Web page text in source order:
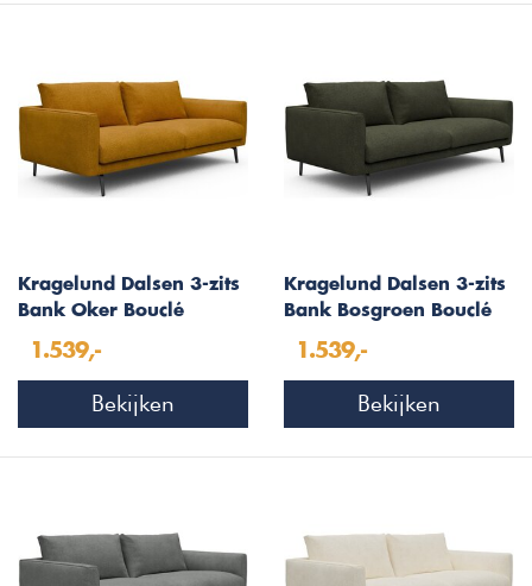
Kragelund Dalsen 3-zits
Bank Oker Bouclé
1.539,-
Bekijken
Kragelund Dalsen 3-zits
Bank Bosgroen Bouclé
1.539,-
Bekijken